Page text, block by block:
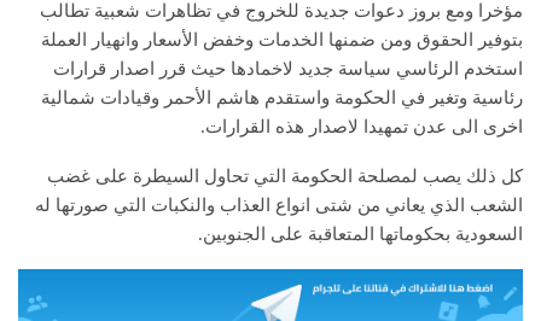
مؤخرا ومع بروز دعوات جديدة للخروج في تظاهرات شعبية تطالب
بتوفير الحقوق ومن ضمنها الخدمات وخفض الأسعار وانهيار العملة
استخدم الرئاسي سياسة جديد لاخمادها حيث قرر اصدار قرارات
رئاسية وتغير في الحكومة واستقدم هاشم الأحمر وقيادات شمالية
اخرى الى عدن تمهيدا لاصدار هذه القرارات.
كل ذلك يصب لمصلحة الحكومة التي تحاول السيطرة على غضب
الشعب الذي يعاني من شتى انواع العذاب والنكبات التي صورتها له
السعودية بحكوماتها المتعاقبة على الجنوبين.